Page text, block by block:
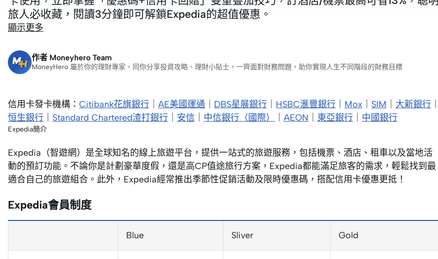
旅人必收藏，閱讀3分鐘即可解鎖Expedia的超值優惠。
旅人必收藏，閱讀3分鐘即可解鎖Expedia的超值優惠。
顯示更多
作者 Moneyhero Team
MoneyHero 屬於你的理財專家，同你分享投資攻略、理財小貼士，一齊面對財務問題，助你實現人生不同階段的財務目標
信用卡發卡機構： Citibank花旗銀行 AE美國運通 DBS星展銀行 HSBC滙豐銀行 Mox SIM 大新銀行
恒生銀行
Standard Chartered渣打銀行 安信 中信銀行（國際） AEON 東亞銀行 中國銀行
Expedia簡介
Expedia（智遊網）是全球知名的線上旅遊平台，提供一站式的旅遊服務，包括機票、酒店、租車以及當地活
動的預訂功能。不論你是計劃豪華度假，還是高CP值途旅行方案，Expedia都能滿足旅客的需求，輕鬆找到最
適合自己的旅遊組合。此外，Expedia經常推出季節性促銷活動及限時優惠碼，搭配信用卡優惠更抵！
Expedia會員制度
Blue Sliver Gold